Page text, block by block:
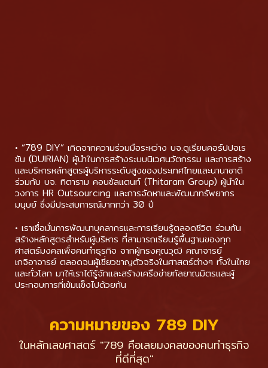
• “789 DIY” เกิดจากความร่วมมือระหว่าง บจ.ดูเรียนคอร์ปปอเร
ชัน (DUIRIAN) ผู้นำในการสร้างระบบนิเวศนวัตกรรม และการสร้าง
และบริหารหลักสูตรผู้บริหารระดับสูงของประเทศไทยและนานาชาติ
ร่วมกับ บจ. ทิตาราม คอนซัลแตนท์ (Thitaram Group) ผู้นำใน
วงการ HR Outsourcing และการจัดหาและพัฒนาทรัพยากร
มนุษย์ ซึ่งมีประสบการณ์มากกว่า 30 ปี
• เราเชื่อมั่นการพัฒนาบุคลากรและการเรียนรู้ตลอดชีวิต ร่วมกัน
สร้างหลักสูตรสำหรับผู้บริหาร ที่สามารถเรียนรู้พื้นฐานของทุก
ศาสตร์มงคลเพื่อคนทำธุรกิจ จากผู้ทรงคุณวุฒิ คณาจารย์
เกจิอาจารย์ ตลอดจนผู้เชี่ยวชาญตัวจริงในศาสตร์ต่างๆ ทั้งในไทย
และทั่วโลก มาให้เราได้รู้จักและสร้างเครือข่ายกัลยาณมิตรและผู้
ประกอบการที่เข้มแข็งไปด้วยกัน
ความหมายของ 789 DIY
ในหลักเลขศาสตร์ "789 คือเลยมงคลของคนทำธุรกิจ
ที่ดีที่สุด"